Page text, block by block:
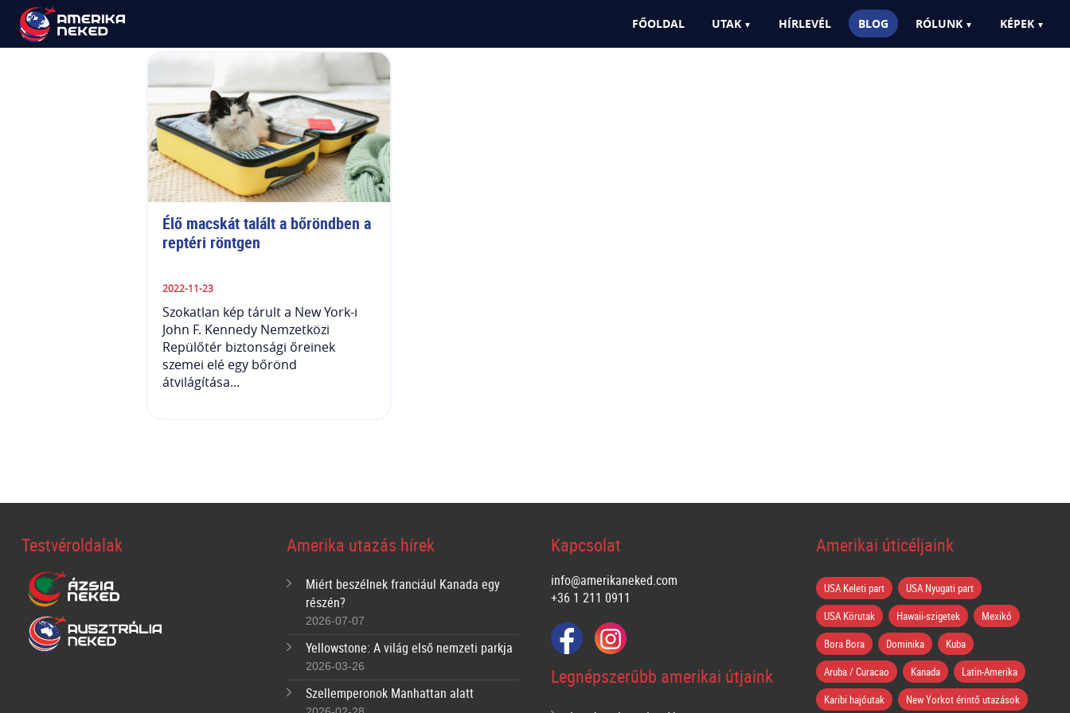
FŐOLDAL UTAK HÍRLEVÉL BLOG RÓLUNK KÉPEK
Élő macskát talált a bőröndben a
reptéri röntgen
2022-11-23
Szokatlan kép tárult a New York-i
John F. Kennedy Nemzetközi
Repülőtér biztonsági őreinek
szemei elé egy bőrönd
átvilágítása...
Testvéroldalak Amerika utazás hírek
Miért beszélnek franciául Kanada egy
részén?
2026-07-07
Yellowstone: A világ első nemzeti parkja
2026-03-26
Szellemperonok Manhattan alatt
Kapcsolat
info@amerikaneked.com
+36 1 211 0911
Legnépszerűbb amerikai útjaink
Amerikai úticéljaink
USA Keleti part
USA Nyugati part
USA Körutak
Hawaii-szigetek
Mexikó
Bora Bora
Dominika
Kuba
Aruba / Curacao
Kanada
Latin-Amerika
Karibi hajóutak
New Yorkot érintő utazások